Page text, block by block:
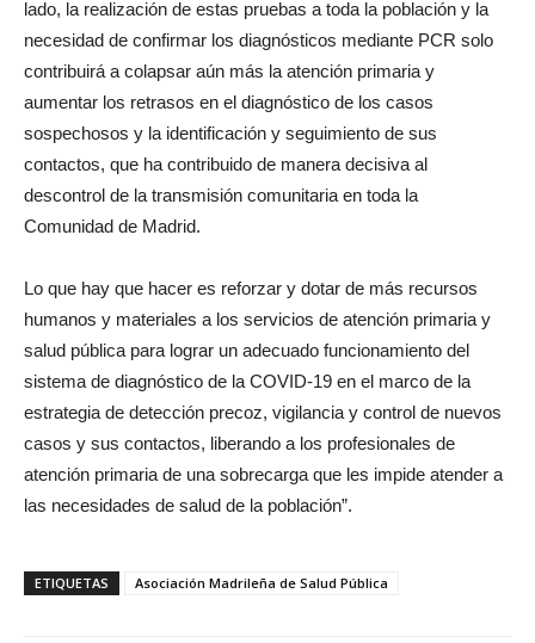
lado, la realización de estas pruebas a toda la población y la
necesidad de confirmar los diagnósticos mediante PCR solo
contribuirá a colapsar aún más la atención primaria y
aumentar los retrasos en el diagnóstico de los casos
sospechosos y la identificación y seguimiento de sus
contactos, que ha contribuido de manera decisiva al
descontrol de la transmisión comunitaria en toda la
Comunidad de Madrid.
Lo que hay que hacer es reforzar y dotar de más recursos
humanos y materiales a los servicios de atención primaria y
salud pública para lograr un adecuado funcionamiento del
sistema de diagnóstico de la COVID-19 en el marco de la
estrategia de detección precoz, vigilancia y control de nuevos
casos y sus contactos, liberando a los profesionales de
atención primaria de una sobrecarga que les impide atender a
las necesidades de salud de la población”.
ETIQUETAS Asociación Madrileña de Salud Pública